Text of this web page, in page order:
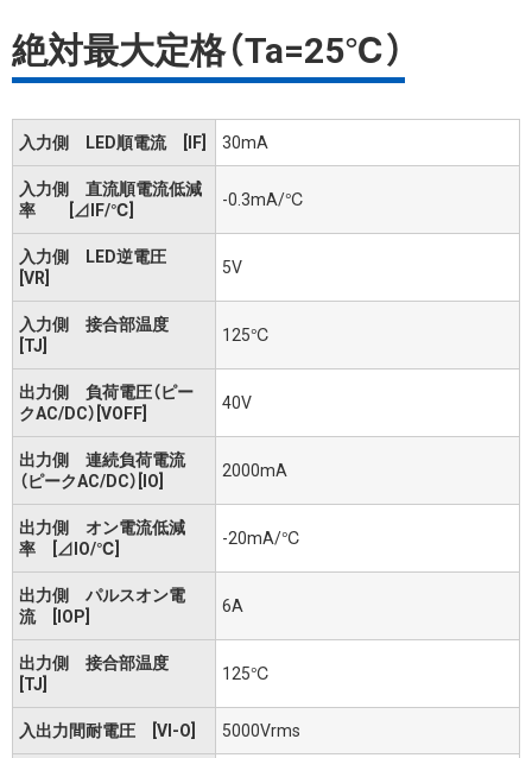
絶対最大定格（Ta=25℃）
入力側 LED順電流 [IF] 30mA
入力側 直流順電流低減
率 [⊿IF/℃]
-0.3mA/℃
入力側 LED逆電圧
[VR]
5V
入力側 接合部温度
[TJ]
125℃
出力側 負荷電圧（ピー
クAC/DC）[VOFF]
40V
出力側 連続負荷電流
（ピークAC/DC）[IO]
2000mA
出力側 オン電流低減
率 [⊿IO/℃]
-20mA/℃
出力側 パルスオン電
流 [IOP]
6A
出力側 接合部温度
[TJ]
125℃
入出力間耐電圧 [VI-O] 5000Vrms